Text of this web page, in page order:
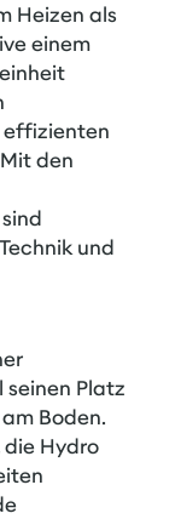
Heizen als
einem
effizienten
den
und
Platz
Boden.
Hydro